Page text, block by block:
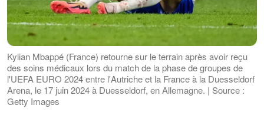
Kylian Mbappé (France) retourne sur le terrain après avoir reçu
des soins médicaux lors du match de la phase de groupes de
l'UEFA EURO 2024 entre l'Autriche et la France à la Duesseldorf
Arena, le 17 juin 2024 à Duesseldorf, en Allemagne. | Source :
Getty Images